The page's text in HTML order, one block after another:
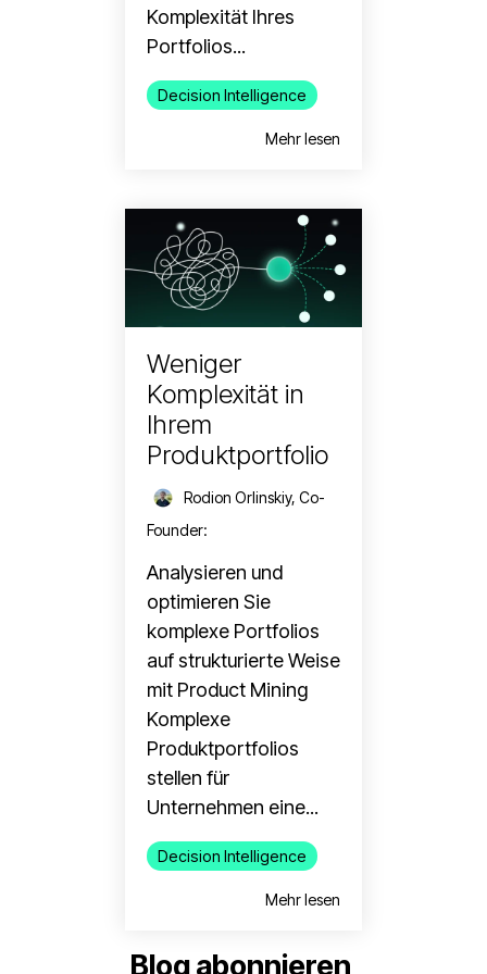
Komplexität Ihres
Portfolios...
Decision Intelligence
Mehr lesen
Weniger
Komplexität in
Ihrem
Produktportfolio
Rodion Orlinskiy, Co-
Founder:
Analysieren und
optimieren Sie
komplexe Portfolios
auf strukturierte Weise
mit Product Mining
Komplexe
Produktportfolios
stellen für
Unternehmen eine...
Decision Intelligence
Mehr lesen
Blog abonnieren